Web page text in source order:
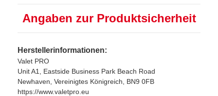
Angaben zur Produktsicherheit
Herstellerinformationen:
Valet PRO
Unit A1, Eastside Business Park Beach Road
Newhaven, Vereinigtes Königreich, BN9 0FB
https://www.valetpro.eu